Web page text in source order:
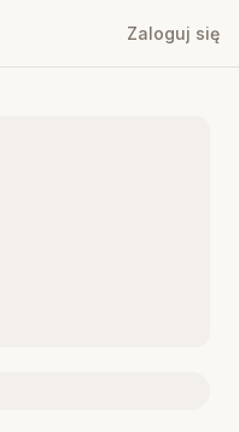
Zaloguj się